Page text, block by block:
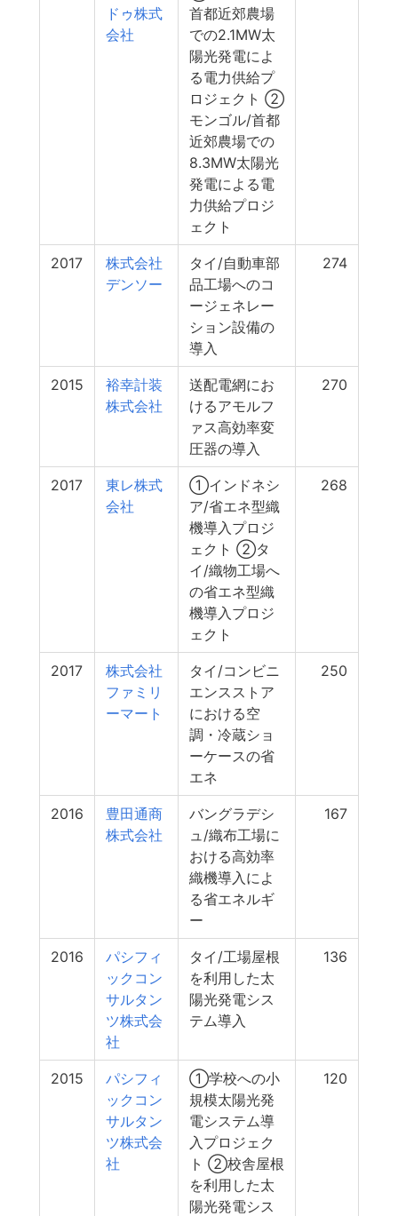
ドゥ株式
会社
首都近郊農場
での2.1MW太
陽光発電によ
る電力供給プ
ロジェクト ②
モンゴル/首都
近郊農場での
8.3MW太陽光
発電による電
力供給プロジ
ェクト
2017
株式会社
デンソー
タイ/自動車部
品工場へのコ
ージェネレー
ション設備の
導入
274
2015
裕幸計装
株式会社
送配電網にお
けるアモルフ
ァス高効率変
圧器の導入
270
2017
東レ株式
会社
①インドネシ
ア/省エネ型織
機導入プロジ
ェクト ②タ
イ/織物工場へ
の省エネ型織
機導入プロジ
ェクト
268
2017
株式会社
ファミリ
ーマート
タイ/コンビニ
エンスストア
における空
調・冷蔵ショ
ーケースの省
エネ
250
2016
豊田通商
株式会社
バングラデシ
ュ/織布工場に
おける高効率
織機導入によ
る省エネルギ
ー
167
2016
パシフィ
ックコン
サルタン
ツ株式会
社
タイ/工場屋根
を利用した太
陽光発電シス
テム導入
136
2015
パシフィ
ックコン
サルタン
ツ株式会
社
①学校への小
規模太陽光発
電システム導
入プロジェク
ト ②校舎屋根
を利用した太
陽光発電シス
120